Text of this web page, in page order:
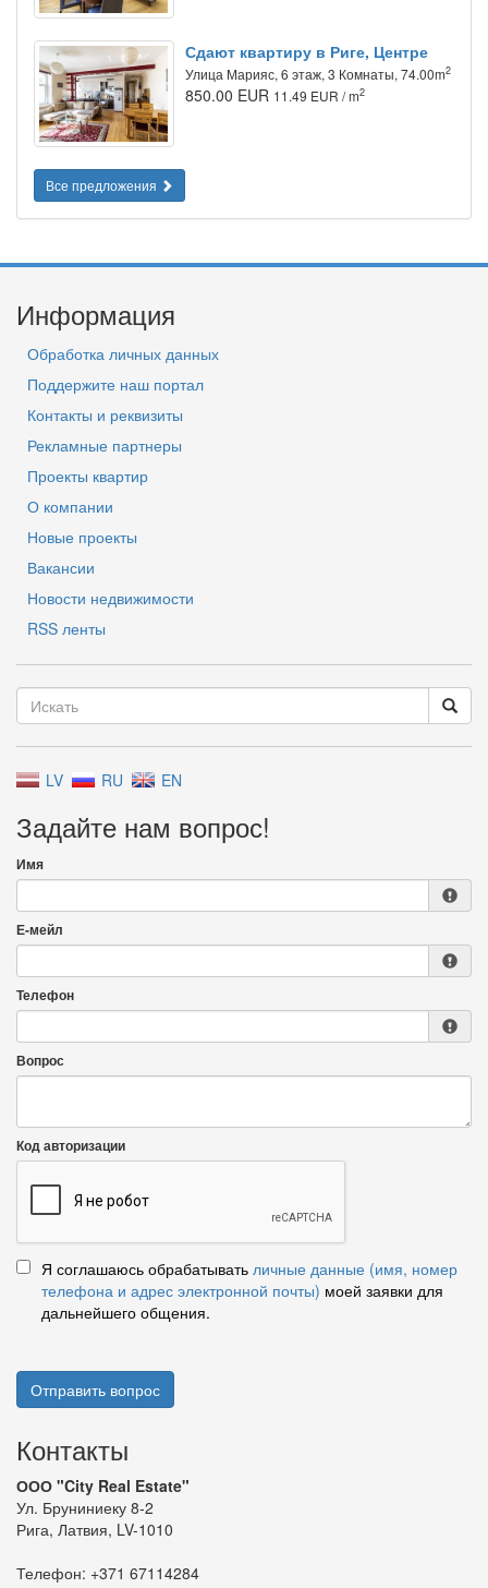
Сдают квартиру в Риге, Центре
Улица Марияс, 6 этаж, 3 Комнаты, 74.00m2
850.00 EUR 11.49 EUR / m2
Все предложения
Информация
Обработка личных данных
Поддержите наш портал
Контакты и реквизиты
Рекламные партнеры
Проекты квартир
О компании
Новые проекты
Вакансии
Новости недвижимости
RSS ленты
LV RU EN
Задайте нам вопрос!
Имя
Е-мейл
Телефон
Вопрос
Код авторизации
Я соглашаюсь обрабатывать личные данные (имя, номер
телефона и адрес электронной почты) моей заявки для
дальнейшего общения.
Отправить вопрос
Контакты
ООО "City Real Estate"
Ул. Бруниниеку 8-2
Рига, Латвия, LV-1010
Телефон: +371 67114284